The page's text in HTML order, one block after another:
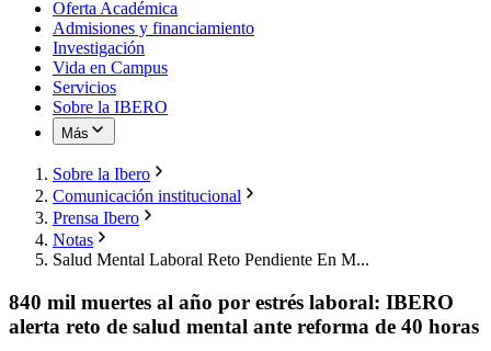
Oferta Académica
Admisiones y financiamiento
Investigación
Vida en Campus
Servicios
Sobre la IBERO
Más
Sobre la Ibero
Comunicación institucional
Prensa Ibero
Notas
Salud Mental Laboral Reto Pendiente En M...
840 mil muertes al año por estrés laboral: IBERO
alerta reto de salud mental ante reforma de 40 horas